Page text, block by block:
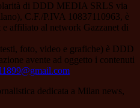
di DDD MEDIA SRLS via
C.F./P.IVA 10837110963, è
affiliato al network Gazzanet di
foto, video e grafiche) è DDD
avente ad oggetto i contenuti
dedicata a Milan news,